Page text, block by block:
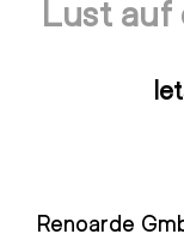
Lust auf
Renoarde